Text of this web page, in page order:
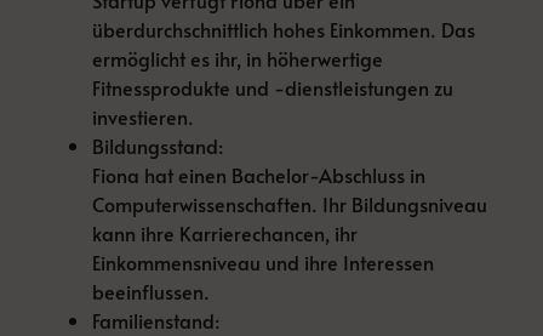
überdurchschnittlich hohes Einkommen. Das
ermöglicht es ihr, in höherwertige
Fitnessprodukte und -dienstleistungen zu
investieren.
Bildungsstand:
Fiona hat einen Bachelor-Abschluss in
Computerwissenschaften. Ihr Bildungsniveau
kann ihre Karrierechancen, ihr
Einkommensniveau und ihre Interessen
beeinflussen.
Familienstand: